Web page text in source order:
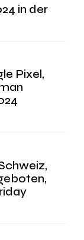
in der
Pixel,